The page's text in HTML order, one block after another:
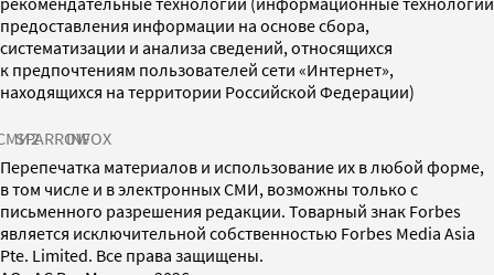
предоставления информации на основе сбора,
систематизации и анализа сведений, относящихся
к предпочтениям пользователей сети «Интернет»,
находящихся на территории Российской Федерации)
SPARROWINFOX
Перепечатка материалов и использование их в любой форме,
в том числе и в электронных СМИ, возможны только с
письменного разрешения редакции. Товарный знак Forbes
является исключительной собственностью Forbes Media Asia
Pte. Limited. Все права защищены.